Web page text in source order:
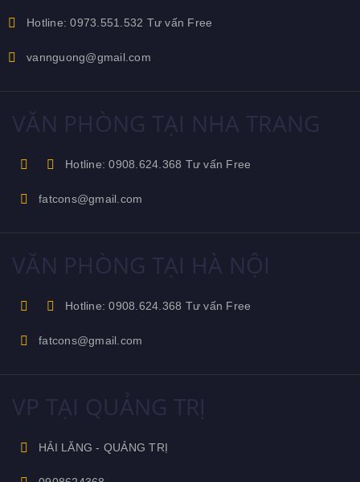
Hotline: 0973.551.532 Tư vấn Free
vannguong@gmail.com
VĂN PHÒNG TẠI NHA TRANG
Hotline: 0908.624.368 Tư vấn Free
fatcons@gmail.com
VĂN PHÒNG TẠI HÀ NỘI
Hotline: 0908.624.368 Tư vấn Free
fatcons@gmail.com
VP TẠI QUẢNG TRỊ
HẢI LĂNG - QUẢNG TRỊ